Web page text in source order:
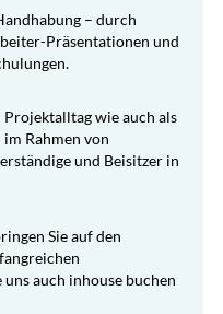
– durch
Präsentationen und
wie auch als
Rahmen von
und Beisitzer in
Sie auf den
auch inhouse buchen